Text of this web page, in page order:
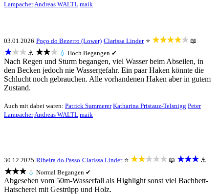
LampacherAndreas WALTL maik
03.01.2026 Poço do Bezerro (Lower) Clarissa Linder ⭐ ★★★★★ 📖
★★★ ⚓ ★★★ 💧 Hoch Begangen ✔
Nach Regen und Sturm begangen, viel Wasser beim Abseilen, in
den Becken jedoch nie Wassergefahr. Ein paar Haken könnte die
Schlucht noch gebrauchen. Alle vorhandenen Haken aber in gutem
Zustand.
Auch mit dabei waren: Patrick Summerer Katharina Pristauz-Telsnigg Peter
LampacherAndreas WALTL maik
30.12.2025 Ribeira do Passo Clarissa Linder ⭐ ★★★★★ 📖 ★★★ ⚓
★★★ 💧 Normal Begangen ✔
Abgesehen vom 50m-Wasserfall als Highlight sonst viel Bachbett-
Hatscherei mit Gestrüpp und Holz.